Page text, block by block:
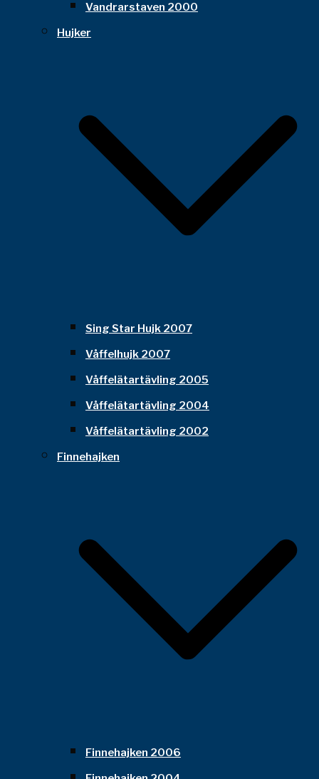
Vandrarstaven 2000
Hujker
Sing Star Hujk 2007
Våffelhujk 2007
Våffelätartävling 2005
Våffelätartävling 2004
Våffelätartävling 2002
Finnehajken
Finnehajken 2006